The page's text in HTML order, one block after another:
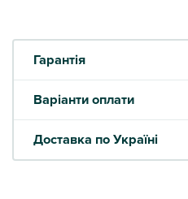
Гарантія
Варіанти оплати
Доставка по Україні